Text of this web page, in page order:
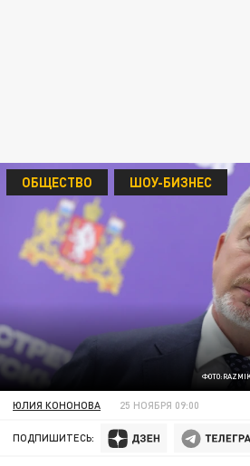
ФОТО:RAZMIK
ОБЩЕСТВО ШОУ-БИЗНЕС
ЮЛИЯ КОНОНОВА 25 НОЯБРЯ 09:00
ПОДПИШИТЕСЬ: